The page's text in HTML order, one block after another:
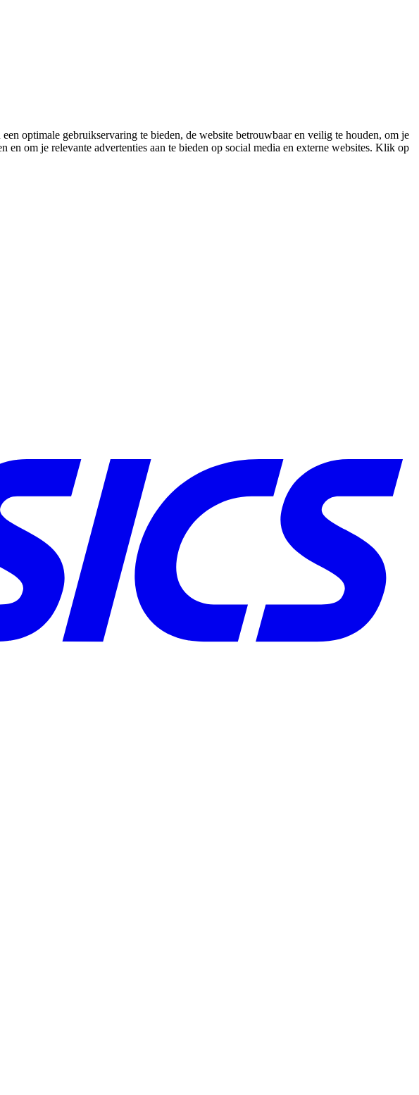
optimale gebruikservaring te bieden, de website betrouwbaar en veilig te houden, om je
om je relevante advertenties aan te bieden op social media en externe websites. Klik op